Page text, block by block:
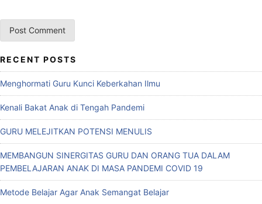
RECENT POSTS
Menghormati Guru Kunci Keberkahan Ilmu
Kenali Bakat Anak di Tengah Pandemi
GURU MELEJITKAN POTENSI MENULIS
MEMBANGUN SINERGITAS GURU DAN ORANG TUA DALAM
PEMBELAJARAN ANAK DI MASA PANDEMI COVID 19
Metode Belajar Agar Anak Semangat Belajar